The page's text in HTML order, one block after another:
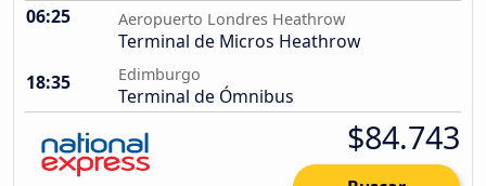
06:25 Aeropuerto Londres Heathrow
Terminal de Micros Heathrow
18:35
Edimburgo
Terminal de Ómnibus
$84.743